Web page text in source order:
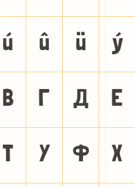
ú û ü ý
В Г Д Е
Т У Ф Х